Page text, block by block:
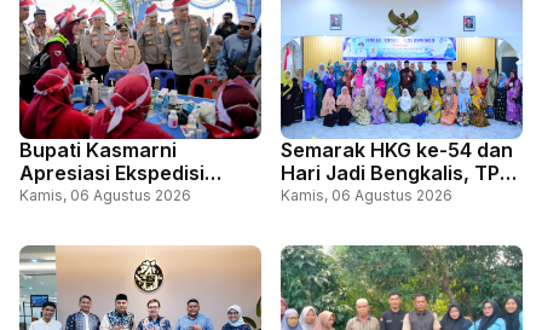
Bupati Kasmarni
Apresiasi Ekspedisi
Merah Putih Presisi,
Masyarakat Perbatasan
Kamis, 06 Agustus 2026
Semarak HKG ke-54 dan
Hari Jadi Bengkalis, TP
PKK Bengkalis Gelar
Melayu
Kamis, 06 Agustus 2026